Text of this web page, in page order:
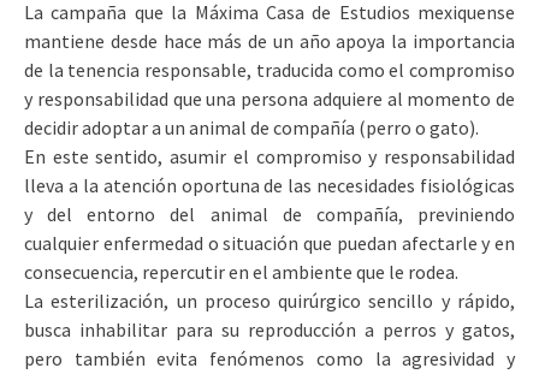
La campaña que la Máxima Casa de Estudios mexiquense
mantiene desde hace más de un año apoya la importancia
de la tenencia responsable, traducida como el compromiso
y responsabilidad que una persona adquiere al momento de
decidir adoptar a un animal de compañía (perro o gato).
En este sentido, asumir el compromiso y responsabilidad
lleva a la atención oportuna de las necesidades fisiológicas
y del entorno del animal de compañía, previniendo
cualquier enfermedad o situación que puedan afectarle y en
consecuencia, repercutir en el ambiente que le rodea.
La esterilización, un proceso quirúrgico sencillo y rápido,
busca inhabilitar para su reproducción a perros y gatos,
pero también evita fenómenos como la agresividad y